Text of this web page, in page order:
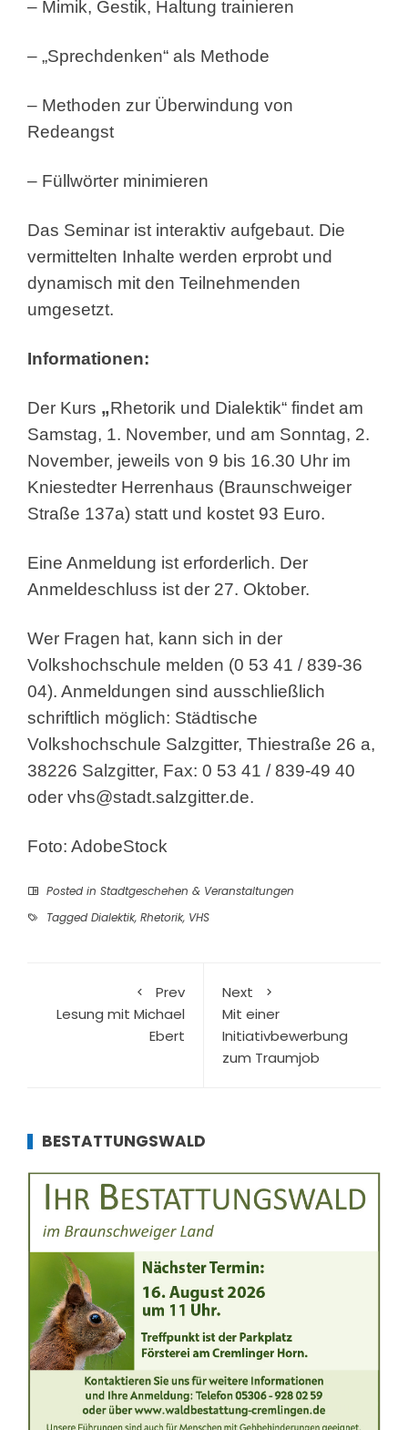
– Mimik, Gestik, Haltung trainieren
– „Sprechdenken“ als Methode
– Methoden zur Überwindung von
Redeangst
– Füllwörter minimieren
Das Seminar ist interaktiv aufgebaut. Die
vermittelten Inhalte werden erprobt und
dynamisch mit den Teilnehmenden
umgesetzt.
Informationen:
Der Kurs „Rhetorik und Dialektik“ findet am
Samstag, 1. November, und am Sonntag, 2.
November, jeweils von 9 bis 16.30 Uhr im
Kniestedter Herrenhaus (Braunschweiger
Straße 137a) statt und kostet 93 Euro.
Eine Anmeldung ist erforderlich. Der
Anmeldeschluss ist der 27. Oktober.
Wer Fragen hat, kann sich in der
Volkshochschule melden (0 53 41 / 839-36
04). Anmeldungen sind ausschließlich
schriftlich möglich: Städtische
Volkshochschule Salzgitter, Thiestraße 26 a,
38226 Salzgitter, Fax: 0 53 41 / 839-49 40
oder vhs@stadt.salzgitter.de.
Foto: AdobeStock
Posted in Stadtgeschehen & Veranstaltungen
Tagged Dialektik, Rhetorik, VHS
Prev
Lesung mit Michael
Ebert
Next
Mit einer
Initiativbewerbung
zum Traumjob
BESTATTUNGSWALD